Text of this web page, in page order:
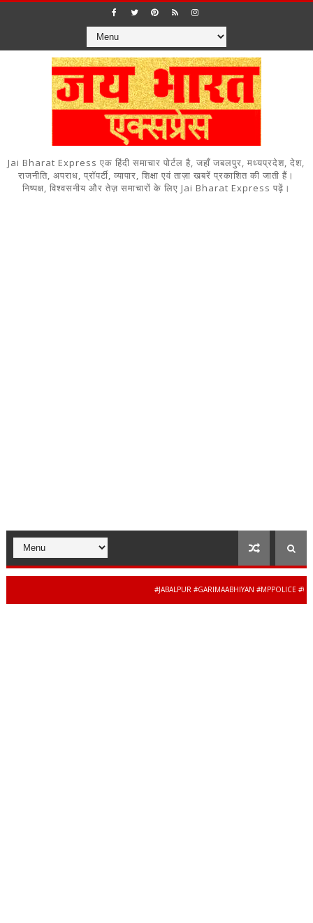
Jai Bharat Express एक हिंदी समाचार पोर्टल है, जहाँ जबलपुर, मध्यप्रदेश, देश,
राजनीति, अपराध, प्रॉपर्टी, व्यापार, शिक्षा एवं ताज़ा खबरें प्रकाशित की जाती हैं।
निष्पक्ष, विश्वसनीय और तेज़ समाचारों के लिए Jai Bharat Express पढ़ें।
#JABALPUR #GARIMAABHIYAN #MPPOLICE